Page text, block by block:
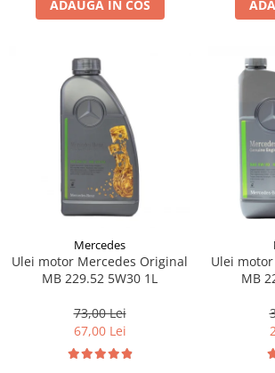
Lichid de frana
Filtre moto
Filtru combustibil
Buson golire ulei
Filtru ulei moto
Filtru aer moto
Intretinere si curatare filtre moto
Intretinere moto
Curatare moto
Covor moto
Genti bagaje moto
ADAUGA IN COS
Mercedes
Ulei motor Mercedes Original
MB 229.52 5W30 1L
73,00 Lei
67,00 Lei
Ulei
MB